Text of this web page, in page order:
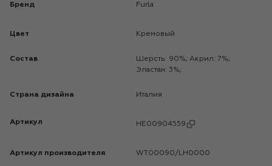
Бренд Furla
Цвет Кремовый
Состав
Шерсть: 90%; Акрил: 7%;
Эластан: 3%;
Страна дизайна Италия
Артикул HE00904559
Артикул производителя WT00090/LH0000